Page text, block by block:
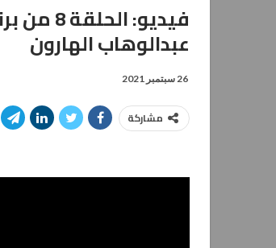
عبدالوهاب الهارون
26 سبتمبر 2021
مشاركة